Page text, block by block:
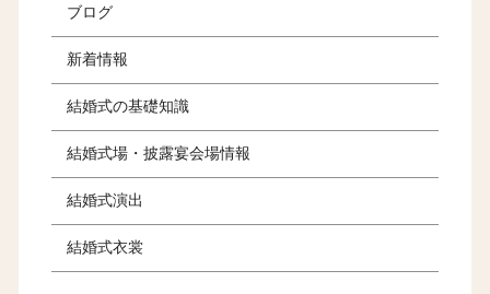
ブログ
新着情報
結婚式の基礎知識
結婚式場・披露宴会場情報
結婚式演出
結婚式衣裳